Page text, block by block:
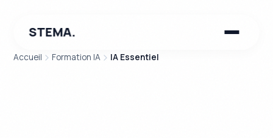
STEMA.
Accueil Formation IA IA Essentiel